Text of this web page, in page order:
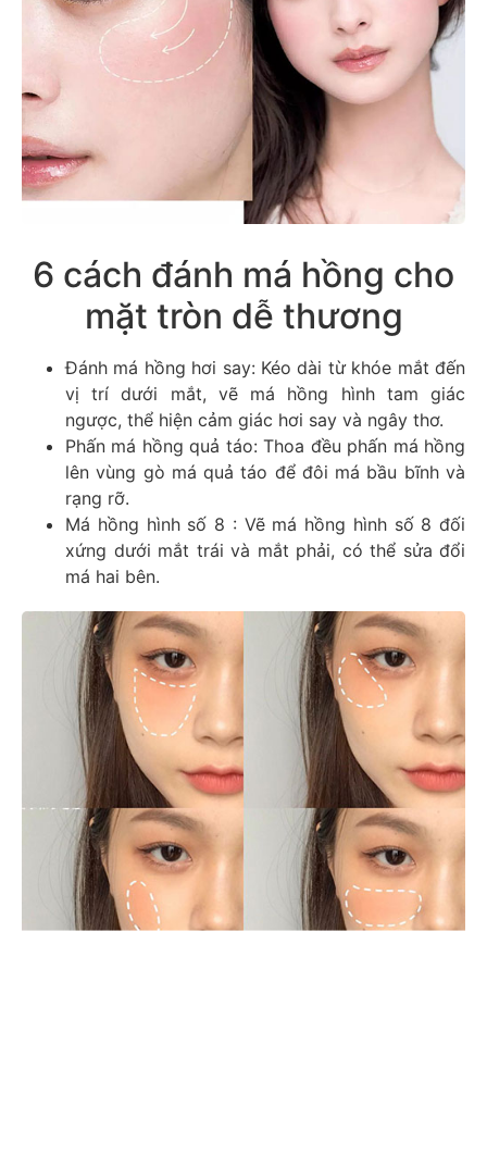
6 cách đánh má hồng cho
mặt tròn dễ thương
Đánh má hồng hơi say: Kéo dài từ khóe mắt đến
vị trí dưới mắt, vẽ má hồng hình tam giác
ngược, thể hiện cảm giác hơi say và ngây thơ.
Phấn má hồng quả táo: Thoa đều phấn má hồng
lên vùng gò má quả táo để đôi má bầu bĩnh và
rạng rỡ.
Má hồng hình số 8 : Vẽ má hồng hình số 8 đối
xứng dưới mắt trái và mắt phải, có thể sửa đổi
má hai bên.